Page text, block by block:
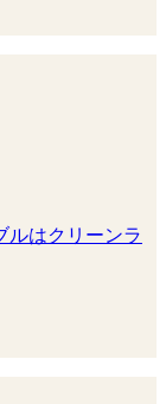
ルはクリーンラ